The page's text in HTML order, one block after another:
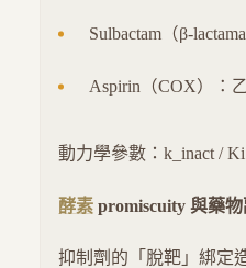
Sulbactam（β-
Aspirin（COX）：
動力學參數：k_inact / Ki
酵素 promiscuity 與藥物
抑制劑的「脫靶」綁定